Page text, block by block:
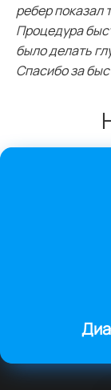
ребер показал
Процедура
было делать
Спасибо за